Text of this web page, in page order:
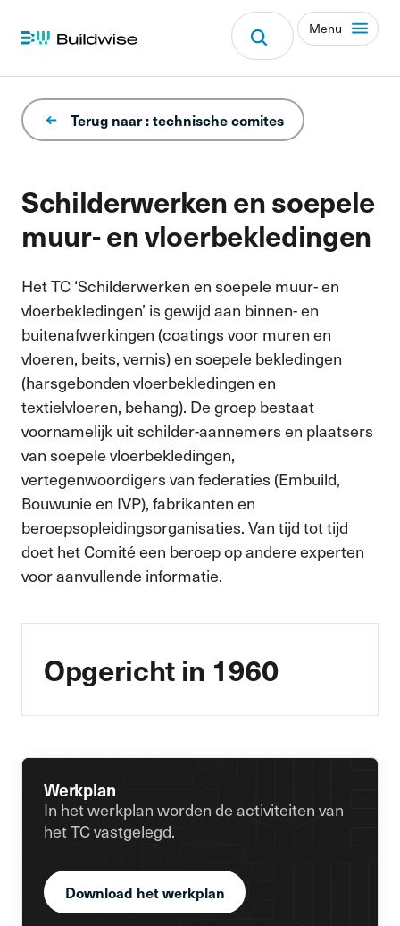
Menu
Schilderwerken en soepele
muur- en vloerbekledingen
Terug naar : technische comites
Het TC ‘Schilderwerken en soepele muur- en
vloerbekledingen’ is gewijd aan binnen- en
buitenafwerkingen (coatings voor muren en
vloeren, beits, vernis) en soepele bekledingen
(harsgebonden vloerbekledingen en
textielvloeren, behang). De groep bestaat
voornamelijk uit schilder-aannemers en plaatsers
van soepele vloerbekledingen,
vertegenwoordigers van federaties (Embuild,
Bouwunie en IVP), fabrikanten en
beroepsopleidingsorganisaties. Van tijd tot tijd
doet het Comité een beroep op andere experten
voor aanvullende informatie.
Opgericht in 1960
Werkplan
In het werkplan worden de activiteiten van
het TC vastgelegd.
Download het werkplan